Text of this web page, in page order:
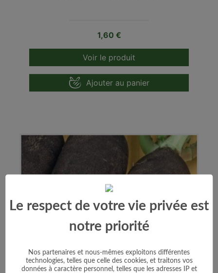
Prix
1,60 €
Voir le produit
Ajouter au panier
Le respect de votre vie privée est
notre priorité
Nos partenaires et nous-mêmes exploitons différentes
technologies, telles que celle des cookies, et traitons vos
données à caractère personnel, telles que les adresses IP et